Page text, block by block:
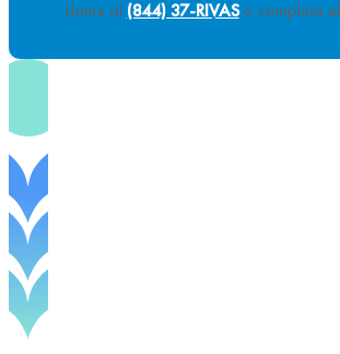
Llame al (844) 37-RIVASo completa el